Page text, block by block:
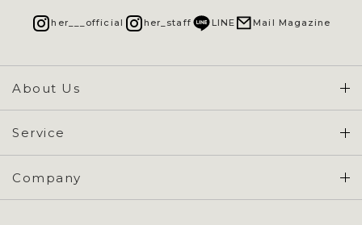
About Us
Concept & Overview
Service
会員登録 / ログイン
ご利用ガイド
Company
her___official her_staff LINE Mail Magazine